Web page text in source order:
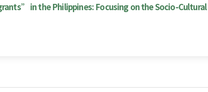
in the Philippines: Focusing on the Socio-Cultural